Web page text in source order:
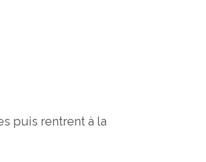
puis rentrent à la